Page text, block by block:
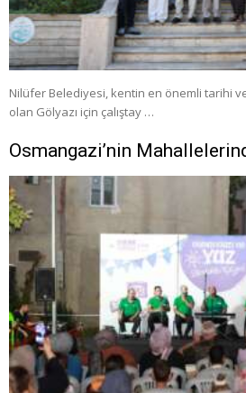
Nilüfer Belediyesi, kentin en önemli tarihi
olan Gölyazı için çalıştay …
Osmangazi’nin